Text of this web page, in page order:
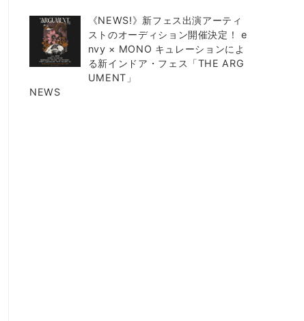
《NEWS!》新フェス出演アーティ
ストのオーディション開催決定！ e
nvy × MONO キュレーションによ
る新インドア・フェス「THE ARG
UMENT」
NEWS